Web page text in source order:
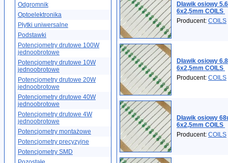
Odgromnik
Optoelektronika
Płytki uniwersalne
Podstawki
Potencjometry drutowe 100W
jednoobrotowe
Potencjometry drutowe 10W
jednoobrotowe
Potencjometry drutowe 20W
jednoobrotowe
Potencjometry drutowe 40W
jednoobrotowe
Potencjometry drutowe 4W
jednoobrotowe
Potencjometry montażowe
Potencjometry precyzyjne
Potencjometry SMD
Dławik osiowy
6x2,5mm COILS
Producent: COILS
Dławik osiowy
6x2,5mm COILS
Producent: COILS
Dławik osiowy
6x2,5mm COILS
Producent: COILS